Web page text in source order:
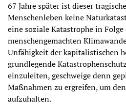
67 Jahre später ist dieser
Menschenleben keine
eine soziale Katastrophe in Folge
menschengemachten
Unfähigkeit der kapitalistischen
grundlegende
einzuleiten, geschweige denn
Maßnahmen zu ergreifen, um
aufzuhalten.